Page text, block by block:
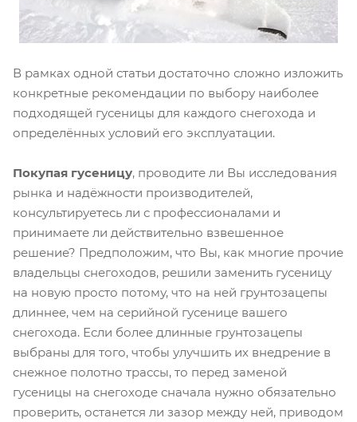
В рамках одной статьи достаточно сложно изложить
конкретные рекомендации по выбору наиболее
подходящей гусеницы для каждого снегохода и
определённых условий его эксплуатации.
Покупая гусеницу, проводите ли Вы исследования
рынка и надёжности производителей,
консультируетесь ли с профессионалами и
принимаете ли действительно взвешенное
решение? Предположим, что Вы, как многие прочие
владельцы снегоходов, решили заменить гусеницу
на новую просто потому, что на ней грунтозацепы
длиннее, чем на серийной гусенице вашего
снегохода. Если более длинные грунтозацепы
выбраны для того, чтобы улучшить их внедрение в
снежное полотно трассы, то перед заменой
гусеницы на снегоходе сначала нужно обязательно
проверить, останется ли зазор между ней, приводом